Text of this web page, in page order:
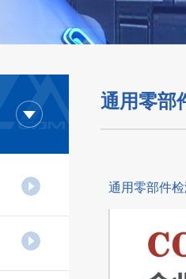
通用零部
通用零部件